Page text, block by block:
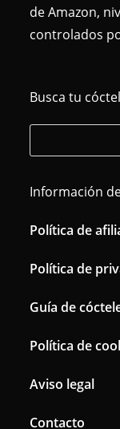
de Amazon,
controlados
Busca tu
Información
Política de
Política de
Guía de
Política de
Aviso legal
Contacto